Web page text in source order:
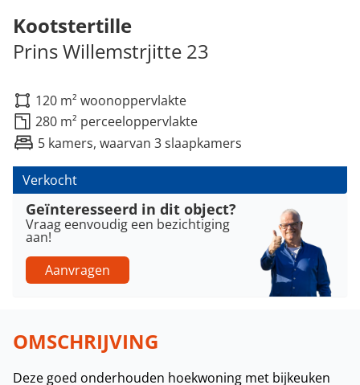
Verkocht: Prins Willemstrjitte 23,
Kootstertille
Prins Willemstrjitte 23
120 m² woonoppervlakte
280 m² perceeloppervlakte
5 kamers, waarvan 3 slaapkamers
Verkocht
Geïnteresseerd in dit object?
Vraag eenvoudig een bezichtiging
aan!
Aanvragen
OMSCHRIJVING
Deze goed onderhouden hoekwoning met bijkeuken